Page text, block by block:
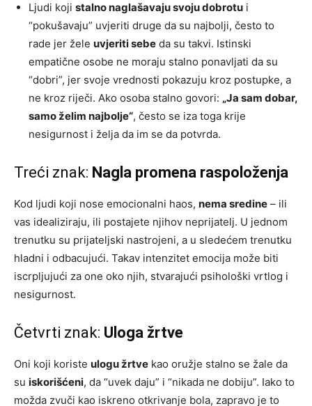
Ljudi koji stalno naglašavaju svoju dobrotu i
“pokušavaju” uvjeriti druge da su najbolji, često to
rade jer žele uvjeriti sebe da su takvi. Istinski
empatične osobe ne moraju stalno ponavljati da su
“dobri”, jer svoje vrednosti pokazuju kroz postupke, a
ne kroz riječi. Ako osoba stalno govori: „Ja sam dobar,
samo želim najbolje“, često se iza toga krije
nesigurnost i želja da im se da potvrda.
Treći znak: Nagla promena raspoloženja
Kod ljudi koji nose emocionalni haos, nema sredine – ili
vas idealiziraju, ili postajete njihov neprijatelj. U jednom
trenutku su prijateljski nastrojeni, a u sledećem trenutku
hladni i odbacujući. Takav intenzitet emocija može biti
iscrpljujući za one oko njih, stvarajući psihološki vrtlog i
nesigurnost.
Četvrti znak: Uloga žrtve
Oni koji koriste ulogu žrtve kao oružje stalno se žale da
su iskorišćeni, da “uvek daju” i “nikada ne dobiju”. Iako to
možda zvuči kao iskreno otkrivanje bola, zapravo je to